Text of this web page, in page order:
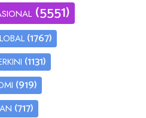
(5551)
(1767)
(1131)
(919)
(717)